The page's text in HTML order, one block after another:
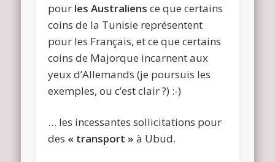
pour les Australiens ce que certains
coins de la Tunisie représentent
pour les Français, et ce que certains
coins de Majorque incarnent aux
yeux d’Allemands (je poursuis les
exemples, ou c’est clair ?) :-)
… les incessantes sollicitations pour
des « transport » à Ubud.